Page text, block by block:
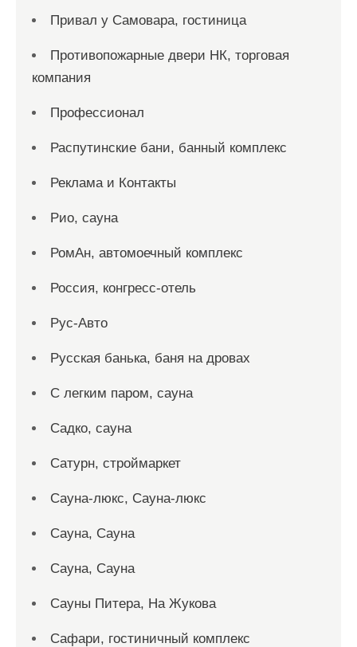
Привал у Самовара, гостиница
Противопожарные двери НК, торговая
компания
Профессионал
Распутинские бани, банный комплекс
Реклама и Контакты
Рио, сауна
РомАн, автомоечный комплекс
Россия, конгресс-отель
Рус-Авто
Русская банька, баня на дровах
С легким паром, сауна
Садко, сауна
Сатурн, строймаркет
Сауна-люкс, Сауна-люкс
Сауна, Сауна
Сауна, Сауна
Сауны Питера, На Жукова
Сафари, гостиничный комплекс